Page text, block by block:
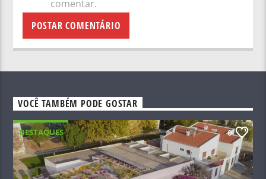
comentar.
VOCÊ TAMBÉM PODE GOSTAR
DESTAQUES 0